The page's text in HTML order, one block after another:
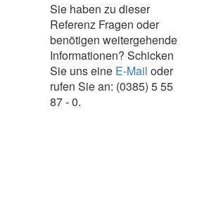
Sie haben zu dieser
Referenz Fragen oder
benötigen weitergehende
Informationen? Schicken
Sie uns eine E-Mail oder
rufen Sie an: (0385) 5 55
87 - 0.